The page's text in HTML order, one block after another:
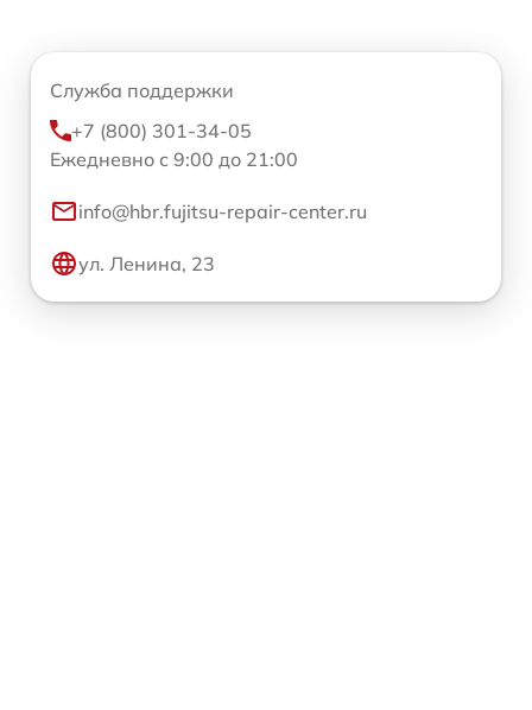
Служба поддержки
+7 (800) 301-34-05
Ежедневно с 9:00 до 21:00
info@hbr.fujitsu-repair-center.ru
ул. Ленина, 23